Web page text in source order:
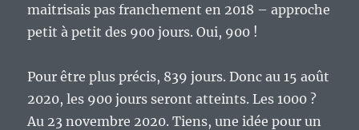
maitrisais pas franchement en 2018 – approche
petit à petit des 900 jours. Oui, 900 !
Pour être plus précis, 839 jours. Donc au 15 août
2020, les 900 jours seront atteints. Les 1000 ?
Au 23 novembre 2020. Tiens, une idée pour un